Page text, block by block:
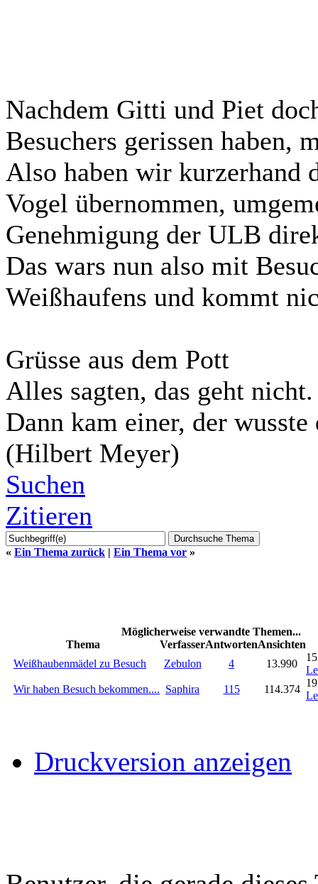
Nachdem Gitti und Piet
Besuchers gerissen haben,
Also haben wir kurzerhand
Vogel übernommen,
Genehmigung der ULB
Das wars nun also mit
Weißhaufens und kommt
Grüsse aus dem Pott
Alles sagten, das geht nicht.
Dann kam einer, der
(Hilbert Meyer)
Suchen
Zitieren
« Ein Thema zurück | Ein Thema vor »
Möglicherweise verwandte Themen...
Thema
VerfasserAntwortenAnsichten
Weißhaubenmädel zu Besuch
Zebulon 4 13.990
Wir haben Besuch bekommen.... Saphira 115 114.374
Druckversion anzeigen